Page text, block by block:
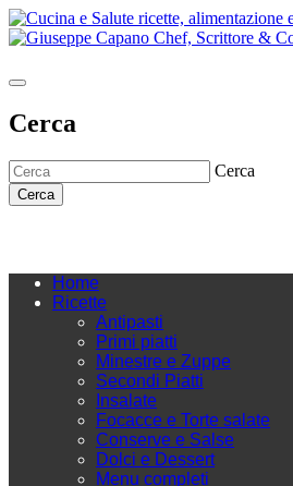
Cerca
Cerca
Cerca
Home
Ricette
Antipasti
Primi piatti
Minestre e Zuppe
Secondi Piatti
Insalate
Focacce e Torte salate
Conserve e Salse
Dolci e Dessert
Menu completi